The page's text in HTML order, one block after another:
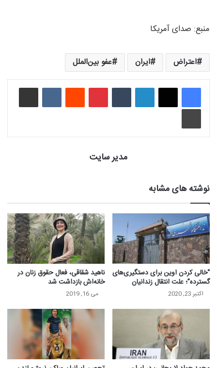
منبع:‌ صدای آمریکا
اعتراض ایران عفو بین‌الملل
لینکدین ‫پین‌ترست ‫رددیت
چاپ
مدیر سایت
نوشته های مشابه
“خالی کردن اوین برای دستگیری‌های
گسترده”؛ علت انتقال زندانیان
اکتبر 23, 2020
ناهید شقاقی، فعال حقوق زنان در
خانه‌اش بازداشت شد
می 16, 2019